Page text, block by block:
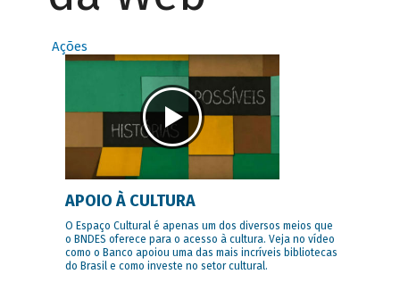
Ações
APOIO À CULTURA
O Espaço Cultural é apenas um dos diversos meios que
o BNDES oferece para o acesso à cultura. Veja no vídeo
como o Banco apoiou uma das mais incríveis bibliotecas
do Brasil e como investe no setor cultural.